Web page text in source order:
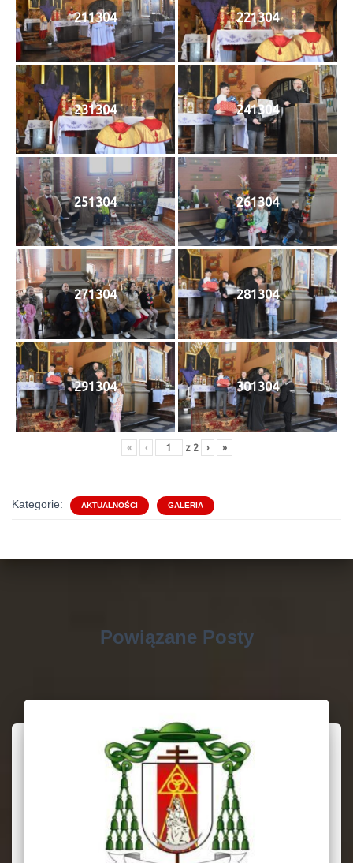
211304 221304
231304 241304
251304 261304
271304 281304
291304 301304
« ‹ z 2 › »
Kategorie: AKTUALNOŚCI GALERIA
Powiązane Posty